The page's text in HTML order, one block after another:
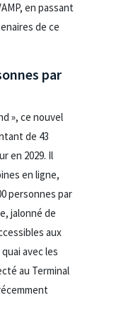
en passant
de ce
par
», ce nouvel
de 43
en 2029. Il
en ligne,
personnes par
jalonné de
aux
avec les
au Terminal